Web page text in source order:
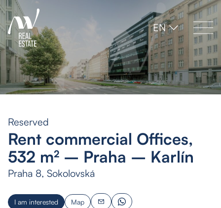
EN
Reserved
Rent commercial Offices,
532 m² – Praha – Karlín
Praha 8, Sokolovská
I am interested Map